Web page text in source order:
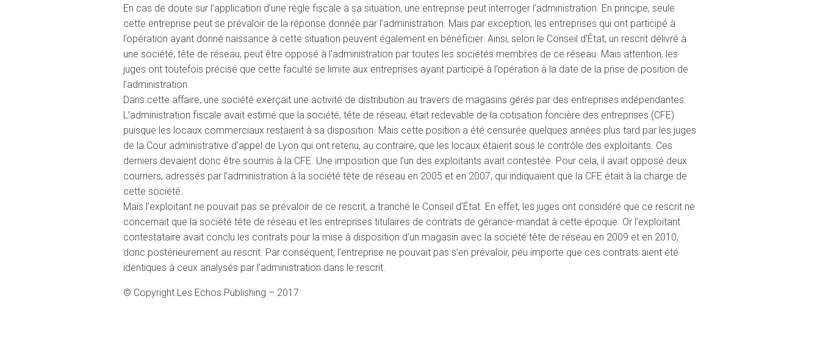
En cas de doute sur l’application d’une règle fiscale à sa situation, une entreprise peut interroger l’administration. En principe, seule
cette entreprise peut se prévaloir de la réponse donnée par l’administration. Mais par exception, les entreprises qui ont participé à
l’opération ayant donné naissance à cette situation peuvent également en bénéficier. Ainsi, selon le Conseil d’État, un rescrit délivré à
une société, tête de réseau, peut être opposé à l’administration par toutes les sociétés membres de ce réseau. Mais attention, les
juges ont toutefois précisé que cette faculté se limite aux entreprises ayant participé à l’opération à la date de la prise de position de
l’administration.
Dans cette affaire, une société exerçait une activité de distribution au travers de magasins gérés par des entreprises indépendantes.
L’administration fiscale avait estimé que la société, tête de réseau, était redevable de la cotisation foncière des entreprises (CFE)
puisque les locaux commerciaux restaient à sa disposition. Mais cette position a été censurée quelques années plus tard par les juges
de la Cour administrative d’appel de Lyon qui ont retenu, au contraire, que les locaux étaient sous le contrôle des exploitants. Ces
derniers devaient donc être soumis à la CFE. Une imposition que l’un des exploitants avait contestée. Pour cela, il avait opposé deux
courriers, adressés par l’administration à la société tête de réseau en 2005 et en 2007, qui indiquaient que la CFE était à la charge de
cette société.
Mais l’exploitant ne pouvait pas se prévaloir de ce rescrit, a tranché le Conseil d’État. En effet, les juges ont considéré que ce rescrit ne
concernait que la société tête de réseau et les entreprises titulaires de contrats de gérance-mandat à cette époque. Or l’exploitant
contestataire avait conclu les contrats pour la mise à disposition d’un magasin avec la société tête de réseau en 2009 et en 2010,
donc postérieurement au rescrit. Par conséquent, l’entreprise ne pouvait pas s’en prévaloir, peu importe que ces contrats aient été
identiques à ceux analysés par l’administration dans le rescrit.
© Copyright Les Echos Publishing – 2017